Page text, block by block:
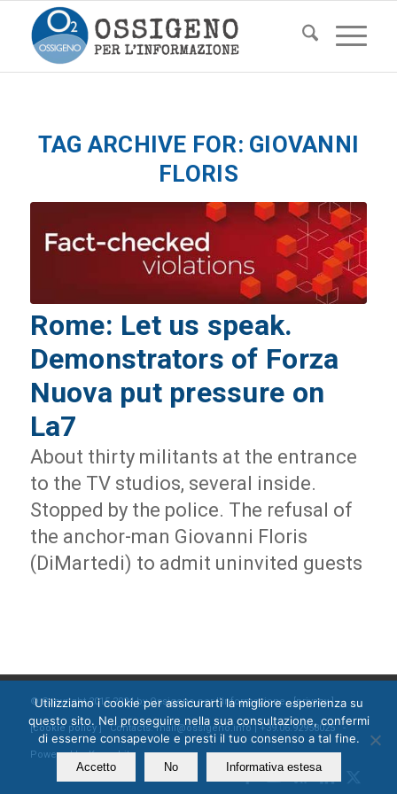
TAG ARCHIVE FOR: GIOVANNI
FLORIS
Rome: Let us speak.
Demonstrators of Forza
Nuova put pressure on
La7
About thirty militants at the entrance
to the TV studios, several inside.
Stopped by the police. The refusal of
the anchor-man Giovanni Floris
(DiMartedi) to admit uninvited guests
© Copyright 2015-2024 by Ossigeno per l'informazione [privacy]
[cookie policy ] Contacts: mail@ossigeno.info | +39.06.92958025 -
Powered byKappabit
Utilizziamo i cookie per assicurarti la migliore esperienza su
questo sito. Nel proseguire nella sua consultazione, confermi
di esserne consapevole e presti il tuo consenso a tal fine.
Accetto No Informativa estesa